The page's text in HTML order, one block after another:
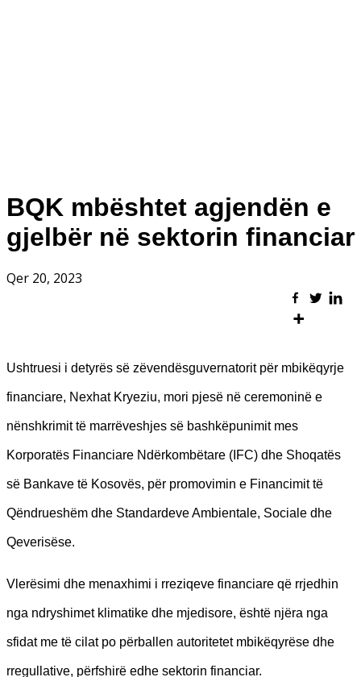
BQK mbështet agjendën e
gjelbër në sektorin financiar
Qer 20, 2023
Ushtruesi i detyrës së zëvendësguvernatorit për mbikëqyrje
financiare, Nexhat Kryeziu, mori pjesë në ceremoninë e
nënshkrimit të marrëveshjes së bashkëpunimit mes
Korporatës Financiare Ndërkombëtare (IFC) dhe Shoqatës
së Bankave të Kosovës, për promovimin e Financimit të
Qëndrueshëm dhe Standardeve Ambientale, Sociale dhe
Qeverisëse.
Vlerësimi dhe menaxhimi i rreziqeve financiare që rrjedhin
nga ndryshimet klimatike dhe mjedisore, është njëra nga
sfidat me të cilat po përballen autoritetet mbikëqyrëse dhe
rregullative, përfshirë edhe sektorin financiar.